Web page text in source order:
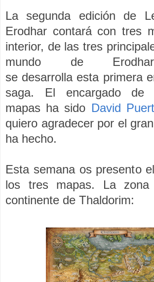
La segunda edición de
Erodhar contará con tres
interior, de las tres
mundo de
se desarrolla esta primera
saga. El encargado de
mapas ha sido David
quiero agradecer por el
ha hecho.
Esta semana os presento
los tres mapas. La zona
continente de Thaldorim: